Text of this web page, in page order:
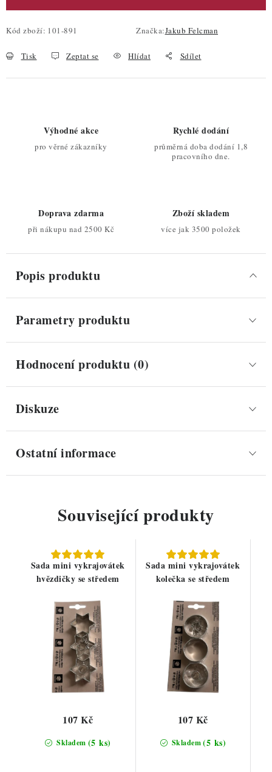
Kód zboží: 101-891 Značka:Jakub Felcman
Tisk Zeptat se Hlídat Sdílet
Výhodné akce
pro věrné zákazníky
Rychlé dodání
průměrná doba dodání 1,8
pracovního dne.
Doprava zdarma
při nákupu nad 2500 Kč
Zboží skladem
více jak 3500 položek
Popis produktu
Parametry produktu
Hodnocení produktu (0)
Diskuze
Ostatní informace
Související produkty
Sada mini vykrajovátek
hvězdičky se středem
Skladem (5 ks)
107 Kč
Sada mini vykrajovátek
kolečka se středem
Skladem(5 ks)
107 Kč